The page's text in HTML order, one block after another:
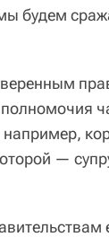
будем
полномочия
—